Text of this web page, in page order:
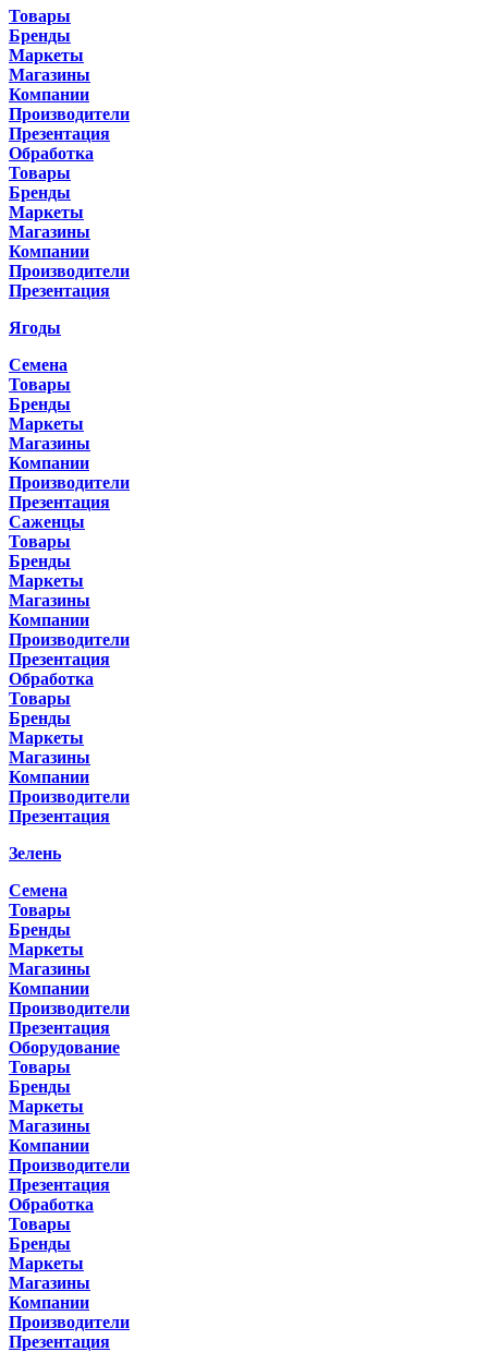
Товары
Бренды
Маркеты
Магазины
Компании
Производители
Презентация
Обработка
Товары
Бренды
Маркеты
Магазины
Компании
Производители
Презентация
Ягоды
Семена
Товары
Бренды
Маркеты
Магазины
Компании
Производители
Презентация
Саженцы
Товары
Бренды
Маркеты
Магазины
Компании
Производители
Презентация
Обработка
Товары
Бренды
Маркеты
Магазины
Компании
Производители
Презентация
Зелень
Семена
Товары
Бренды
Маркеты
Магазины
Компании
Производители
Презентация
Оборудование
Товары
Бренды
Маркеты
Магазины
Компании
Производители
Презентация
Обработка
Товары
Бренды
Маркеты
Магазины
Компании
Производители
Презентация